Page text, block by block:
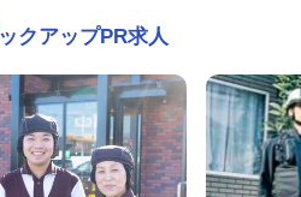
クアップPR求人